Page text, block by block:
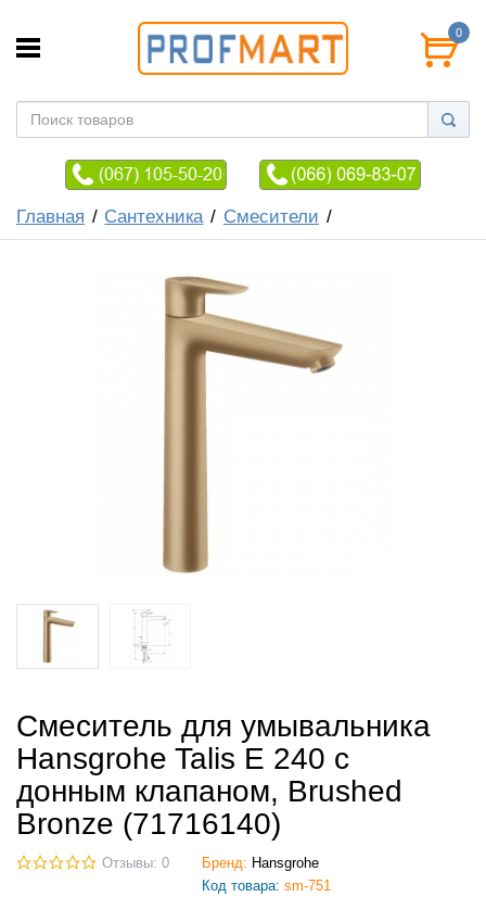
0
Главная Сантехника Смесители
Смеситель для умывальника
Hansgrohe Talis E 240 с
донным клапаном, Brushed
Bronze (71716140)
Отзывы: 0 Бренд: Hansgrohe
Код товара: sm-751